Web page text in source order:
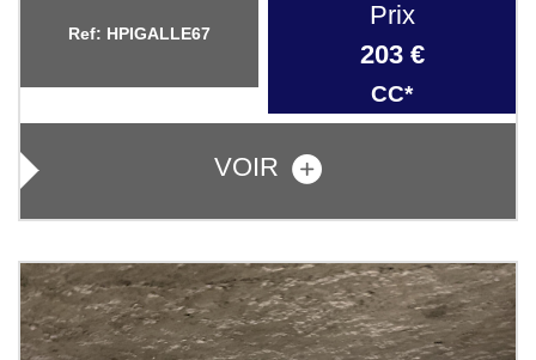
Ref: HPIGALLE67
Prix
203 €
CC*
VOIR